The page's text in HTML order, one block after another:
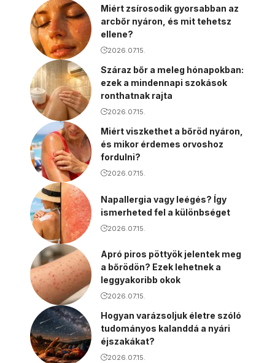
Miért zsírosodik gyorsabban az
arcbőr nyáron, és mit tehetsz
ellene?
2026.07.15.
Száraz bőr a meleg hónapokban:
ezek a mindennapi szokások
ronthatnak rajta
2026.07.15.
Miért viszkethet a bőröd nyáron,
és mikor érdemes orvoshoz
fordulni?
2026.07.15.
Napallergia vagy leégés? Így
ismerheted fel a különbséget
2026.07.15.
Apró piros pöttyök jelentek meg
a bőrödön? Ezek lehetnek a
leggyakoribb okok
2026.07.15.
Hogyan varázsoljuk életre szóló
tudományos kalanddá a nyári
éjszakákat?
2026.07.15.